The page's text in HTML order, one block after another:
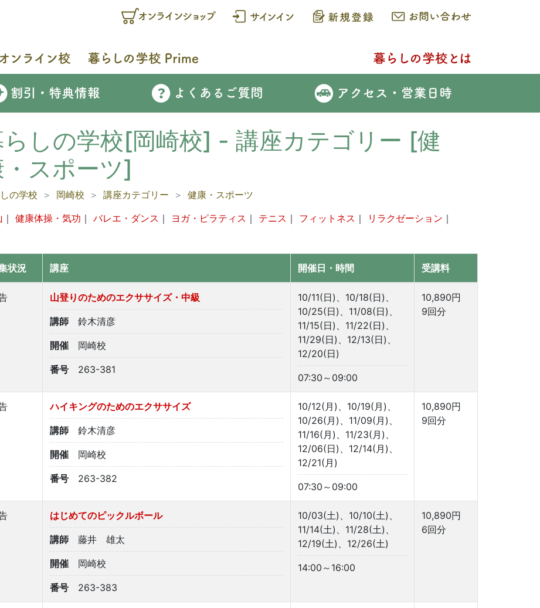
らしの学校[岡崎校] - 講座カテゴリー [健
・スポーツ]
の学校 岡崎校 講座カテゴリー
健康・スポーツ
｜ 健康体操・気功 ｜ バレエ・ダンス ｜ ヨガ・ピラティス ｜ テニス ｜ フィットネス ｜ リラクゼーション ｜
状況 講座 開催日・時間 受講料
山登りのためのエクササイズ・中級
講師 鈴木清彦
開催 岡崎校
番号 263-381
10/11(日)、10/18(日)、
10/25(日)、11/08(日)、
11/15(日)、11/22(日)、
11/29(日)、12/13(日)、
12/20(日)
07:30～09:00
10,890円
9回分
ハイキングのためのエクササイズ
講師 鈴木清彦
開催 岡崎校
番号 263-382
10/12(月)、10/19(月)、
10/26(月)、11/09(月)、
11/16(月)、11/23(月)、
12/06(日)、12/14(月)、
12/21(月)
07:30～09:00
10,890円
9回分
はじめてのピックルボール
講師 藤井 雄太
開催 岡崎校
番号 263-383
10/03(土)、10/10(土)、
11/14(土)、11/28(土)、
12/19(土)、12/26(土)
14:00～16:00
10,890円
6回分